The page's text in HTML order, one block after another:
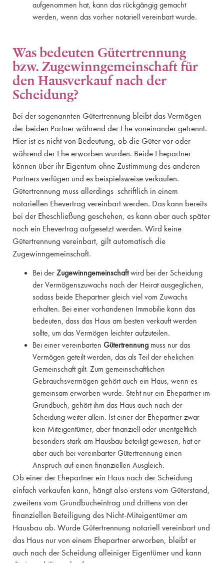
aufgenommen hat, kann das rückgängig gemacht
werden, wenn das vorher notariell vereinbart wurde.
Was bedeuten Gütertrennung
bzw. Zugewinngemeinschaft für
den Hausverkauf nach der
Scheidung?
Bei der sogenannten Gütertrennung bleibt das Vermögen
der beiden Partner während der Ehe voneinander getrennt.
Hier ist es nicht von Bedeutung, ob die Güter vor oder
während der Ehe erworben wurden. Beide Ehepartner
können über ihr Eigentum ohne Zustimmung des anderen
Partners verfügen und es beispielsweise verkaufen.
Gütertrennung muss allerdings schriftlich in einem
notariellen Ehevertrag vereinbart werden. Das kann bereits
bei der Eheschließung geschehen, es kann aber auch später
noch ein Ehevertrag aufgesetzt werden. Wird keine
Gütertrennung vereinbart, gilt automatisch die
Zugewinngemeinschaft.
Bei der Zugewinngemeinschaftwird bei der Scheidung
der Vermögenszuwachs nach der Heirat ausgeglichen,
sodass beide Ehepartner gleich viel vom Zuwachs
erhalten. Bei einer vorhandenen Immobilie kann das
bedeuten, dass das Haus am besten verkauft werden
sollte, um das Vermögen leichter aufzuteilen.
Bei einer vereinbarten Gütertrennung muss nur das
Vermögen geteilt werden, das als Teil der ehelichen
Gemeinschaft gilt. Zum gemeinschaftlichen
Gebrauchsvermögen gehört auch ein Haus, wenn es
gemeinsam erworben wurde. Steht nur ein Ehepartner im
Grundbuch, gehört ihm das Haus auch nach der
Scheidung weiter allein. Ist einer der Ehepartner zwar
kein Miteigentümer, aber finanziell oder unentgeltlich
besonders stark am Hausbau beteiligt gewesen, hat er
aber auch bei vereinbarter Gütertrennung einen
Anspruch auf einen finanziellen Ausgleich.
Ob einer der Ehepartner ein Haus nach der Scheidung
einfach verkaufen kann, hängt also erstens vom Güterstand,
zweitens vom Grundbucheintrag und drittens von der
finanziellen Beteiligung des Nicht-Miteigentümer am
Hausbau ab. Wurde Gütertrennung notariell vereinbart und
das Haus nur von einem Ehepartner erworben, bleibt er
auch nach der Scheidung alleiniger Eigentümer und kann